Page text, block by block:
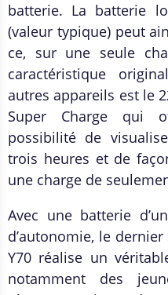
batterie. La batterie
(valeur typique) peut
ce, sur une seule
caractéristique
autres appareils est le
Super Charge qui
possibilité de
trois heures et de
une charge de
Avec une batterie
d’autonomie, le
Y70 réalise un
notamment des